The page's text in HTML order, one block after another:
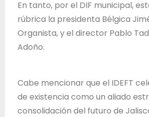
En tanto, por el DIF municipal,
rúbrica la presidenta Bélgica
Organista, y el director Pablo
Adoño.
Cabe mencionar que el IDEFT
de existencia como un aliado
consolidación del futuro de